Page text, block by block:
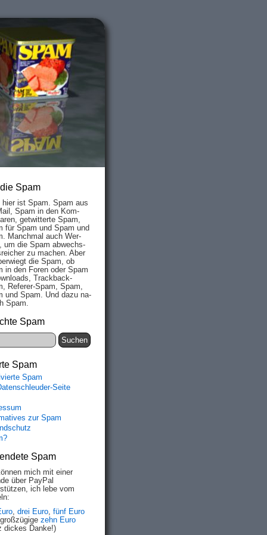
Spam
hier ist Spam. Spam aus
Spam in den Kom­
ge­twit­ter­te Spam,
für Spam und Spam und
Manch­mal auch Wer­
um die Spam ab­wechs­
zu mach­en. Aber
die Spam, ob
in den Fo­ren oder Spam
Track­back-
Re­fe­rer-Spam, Spam,
und Spam. Und da­zu na­
Spam.
Spam
Spam
Spam
Seite
zur Spam
Spam
mich mit einer
über PayPal
ich lebe vom
, drei Euro, fünf Euro
zehn Euro
dickes Danke!)